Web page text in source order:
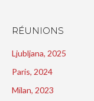
RÉUNIONS
Ljubljana, 2025
Paris, 2024
Milan, 2023